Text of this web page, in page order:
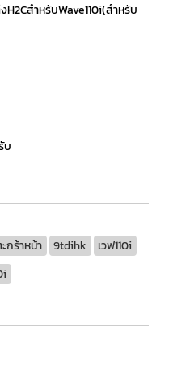
สำหรับWave110i(สำหรับ
บ
กร้าหน้า 9tdihk
เวฟ110i